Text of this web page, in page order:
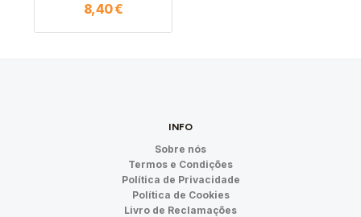
8,40€
INFO
Sobre nós
Termos e Condições
Política de Privacidade
Política de Cookies
Livro de Reclamações